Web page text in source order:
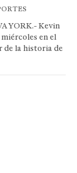
YORK.- Kevin
en el
de la historia de